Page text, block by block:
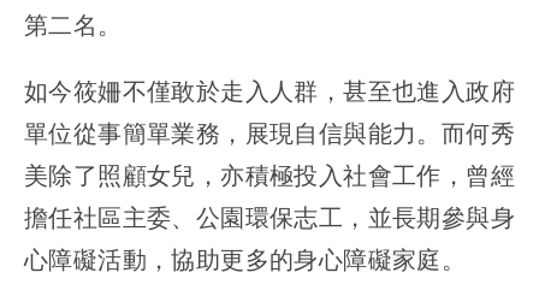
第二名。
如今筱姍不僅敢於走入人群，甚至也進入政府
單位從事簡單業務，展現自信與能力。而何秀
美除了照顧女兒，亦積極投入社會工作，曾經
擔任社區主委、公園環保志工，並長期參與身
心障礙活動，協助更多的身心障礙家庭。